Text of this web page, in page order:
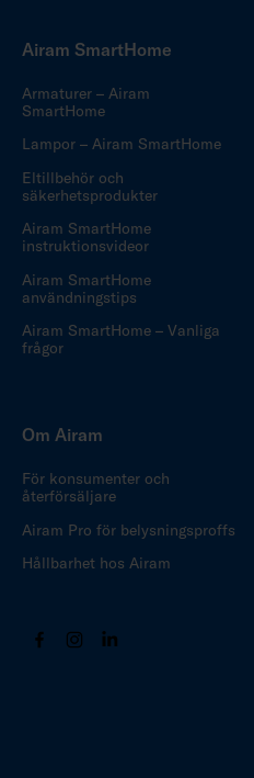
Airam SmartHome
Armaturer – Airam
SmartHome
Lampor – Airam SmartHome
Eltillbehör och
säkerhetsprodukter
Airam SmartHome
instruktionsvideor
Airam SmartHome
användningstips
Airam SmartHome – Vanliga
frågor
Om Airam
För konsumenter och
återförsäljare
Airam Pro för belysningsproffs
Hållbarhet hos Airam